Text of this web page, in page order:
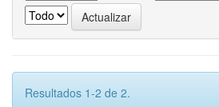
Resultados 1-2 de 2.